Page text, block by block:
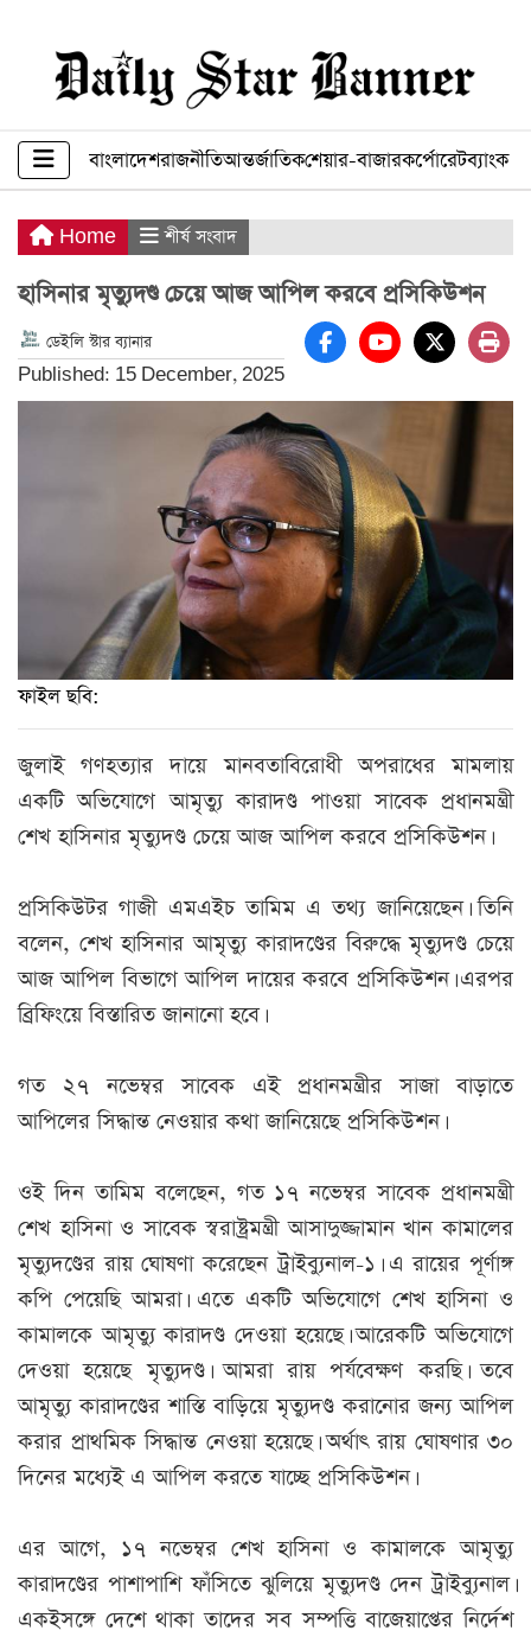
বাংলাদেশরাজনীতিআন্তর্জাতিকশেয়ার-বাজারকর্পোরেটব্যাংক
Home শীর্ষ সংবাদ
হাসিনার মৃত্যুদণ্ড চেয়ে আজ আপিল করবে প্রসিকিউশন
ডেইলি স্টার ব্যানার
Published: 15 December, 2025
ফাইল ছবি:
জুলাই গণহত্যার দায়ে মানবতাবিরোধী অপরাধের মামলায়
একটি অভিযোগে আমৃত্যু কারাদণ্ড পাওয়া সাবেক প্রধানমন্ত্রী
শেখ হাসিনার মৃত্যুদণ্ড চেয়ে আজ আপিল করবে প্রসিকিউশন।
প্রসিকিউটর গাজী এমএইচ তামিম এ তথ্য জানিয়েছেন। তিনি
বলেন, শেখ হাসিনার আমৃত্যু কারাদণ্ডের বিরুদ্ধে মৃত্যুদণ্ড চেয়ে
আজ আপিল বিভাগে আপিল দায়ের করবে প্রসিকিউশন। এরপর
ব্রিফিংয়ে বিস্তারিত জানানো হবে।
গত ২৭ নভেম্বর সাবেক এই প্রধানমন্ত্রীর সাজা বাড়াতে
আপিলের সিদ্ধান্ত নেওয়ার কথা জানিয়েছে প্রসিকিউশন।
ওই দিন তামিম বলেছেন, গত ১৭ নভেম্বর সাবেক প্রধানমন্ত্রী
শেখ হাসিনা ও সাবেক স্বরাষ্ট্রমন্ত্রী আসাদুজ্জামান খান কামালের
মৃত্যুদণ্ডের রায় ঘোষণা করেছেন ট্রাইব্যুনাল-১। এ রায়ের পূর্ণাঙ্গ
কপি পেয়েছি আমরা। এতে একটি অভিযোগে শেখ হাসিনা ও
কামালকে আমৃত্যু কারাদণ্ড দেওয়া হয়েছে। আরেকটি অভিযোগে
দেওয়া হয়েছে মৃত্যুদণ্ড। আমরা রায় পর্যবেক্ষণ করছি। তবে
আমৃত্যু কারাদণ্ডের শাস্তি বাড়িয়ে মৃত্যুদণ্ড করানোর জন্য আপিল
করার প্রাথমিক সিদ্ধান্ত নেওয়া হয়েছে। অর্থাৎ রায় ঘোষণার ৩০
দিনের মধ্যেই এ আপিল করতে যাচ্ছে প্রসিকিউশন।
এর আগে, ১৭ নভেম্বর শেখ হাসিনা ও কামালকে আমৃত্যু
কারাদণ্ডের পাশাপাশি ফাঁসিতে ঝুলিয়ে মৃত্যুদণ্ড দেন ট্রাইব্যুনাল।
একইসঙ্গে দেশে থাকা তাদের সব সম্পত্তি বাজেয়াপ্তের নির্দেশ